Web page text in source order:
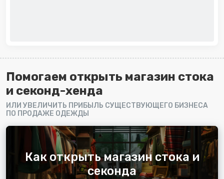
Помогаем открыть магазин стока
и секонд-хенда
ИЛИ УВЕЛИЧИТЬ ПРИБЫЛЬ СУЩЕСТВУЮЩЕГО БИЗНЕСА
ПО ПРОДАЖЕ ОДЕЖДЫ
Как открыть магазин стока и
секонда